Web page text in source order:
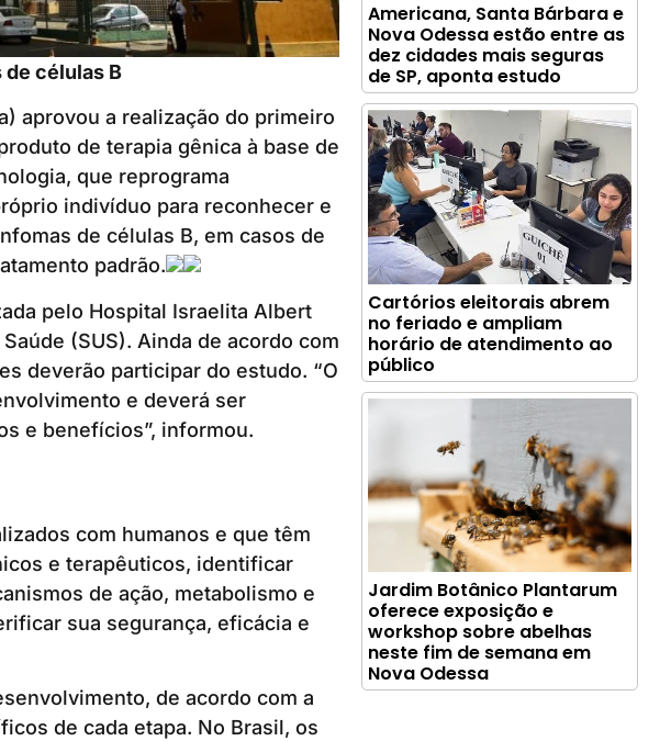
células B
aprovou a realização do primeiro
de terapia gênica à base de
que reprograma
indivíduo para reconhecer e
de células B, em casos de
padrão.
pelo Hospital Israelita Albert
(SUS). Ainda de acordo com
deverão participar do estudo. “O
e deverá ser
e benefícios”, informou.
com humanos e que têm
e terapêuticos, identificar
de ação, metabolismo e
sua segurança, eficácia e
de acordo com a
de cada etapa. No Brasil, os
Americana, Santa Bárbara e
Nova Odessa estão entre as
dez cidades mais seguras
de SP, aponta estudo
Cartórios eleitorais abrem
no feriado e ampliam
horário de atendimento ao
público
Jardim Botânico Plantarum
oferece exposição e
workshop sobre abelhas
neste fim de semana em
Nova Odessa